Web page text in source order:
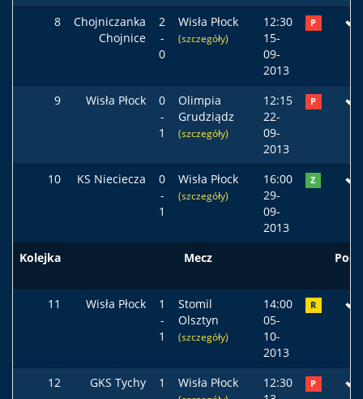
8
Chojniczanka
Chojnice
2
-
0
Wisła Płock
(szczegóły)
12:30
15-
09-
2013
P
9 Wisła Płock
0
-
1
Olimpia
Grudziądz
(szczegóły)
12:15
22-
09-
2013
P
10 KS Nieciecza
0
-
1
Wisła Płock
(szczegóły)
16:00
29-
09-
2013
Z
Kolejka Mecz
11 Wisła Płock
1
-
1
Stomil
Olsztyn
(szczegóły)
14:00
05-
10-
2013
R
12 GKS Tychy
1
Wisła Płock
12:30
P